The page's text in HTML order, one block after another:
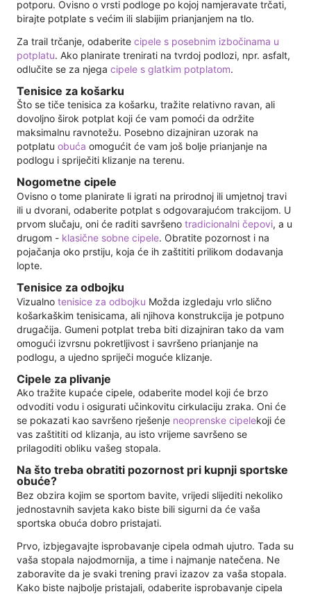
potporu. Ovisno o vrsti podloge po kojoj namjeravate trčati,
birajte potplate s većim ili slabijim prianjanjem na tlo.
Za trail trčanje, odaberite cipele s posebnim izbočinama u
potplatu. Ako planirate trenirati na tvrdoj podlozi, npr. asfalt,
odlučite se za njega cipele s glatkim potplatom.
Tenisice za košarku
Što se tiče tenisica za košarku, tražite relativno ravan, ali
dovoljno širok potplat koji će vam pomoći da održite
maksimalnu ravnotežu. Posebno dizajniran uzorak na
potplatu obuća omogućit će vam još bolje prianjanje na
podlogu i spriječiti klizanje na terenu.
Nogometne cipele
Ovisno o tome planirate li igrati na prirodnoj ili umjetnoj travi
ili u dvorani, odaberite potplat s odgovarajućom trakcijom. U
prvom slučaju, oni će raditi savršeno tradicionalni čepovi, a u
drugom - klasične sobne cipele. Obratite pozornost i na
pojačanja oko prstiju, koja će ih zaštititi prilikom dodavanja
lopte.
Tenisice za odbojku
Vizualno tenisice za odbojku Možda izgledaju vrlo slično
košarkaškim tenisicama, ali njihova konstrukcija je potpuno
drugačija. Gumeni potplat treba biti dizajniran tako da vam
omogući izvrsnu pokretljivost i savršeno prianjanje na
podlogu, a ujedno spriječi moguće klizanje.
Cipele za plivanje
Ako tražite kupaće cipele, odaberite model koji će brzo
odvoditi vodu i osigurati učinkovitu cirkulaciju zraka. Oni će
se pokazati kao savršeno rješenje neoprenske cipelekoji će
vas zaštititi od klizanja, au isto vrijeme savršeno se
prilagoditi obliku vašeg stopala.
Na što treba obratiti pozornost pri kupnji sportske
obuće?
Bez obzira kojim se sportom bavite, vrijedi slijediti nekoliko
jednostavnih savjeta kako biste bili sigurni da će vaša
sportska obuća dobro pristajati.
Prvo, izbjegavajte isprobavanje cipela odmah ujutro. Tada su
vaša stopala najodmornija, a time i najmanje natečena. Ne
zaboravite da je svaki trening pravi izazov za vaša stopala.
Kako biste najbolje pristajali, odaberite isprobavanje cipela